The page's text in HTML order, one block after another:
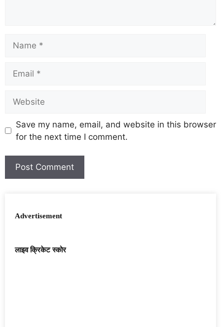
Save my name, email, and website in this browser
for the next time I comment.
Advertisement
लाइव क्रिकेट स्कोर